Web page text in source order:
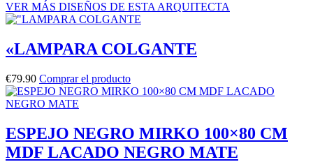
VER MÁS DISEÑOS DE ESTA ARQUITECTA
«LAMPARA COLGANTE
€79.90 Comprar el producto
ESPEJO NEGRO MIRKO 100×80 CM
MDF LACADO NEGRO MATE